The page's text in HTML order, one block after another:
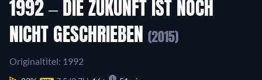
1992 – DIE ZUKUNFT IST NOCH
NICHT GESCHRIEBEN
(2015)
Originaltitel: 1992